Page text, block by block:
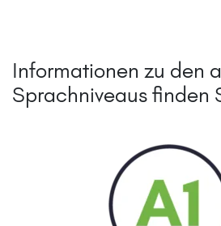
Informationen zu den
Sprachniveaus finden